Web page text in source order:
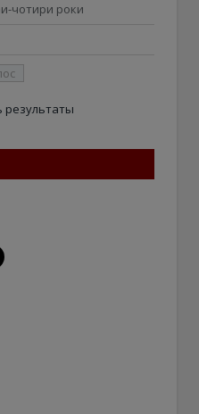
чотири роки
результаты